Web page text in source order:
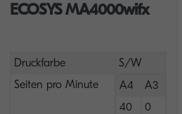
ECOSYS MA4000wifx
Druckfarbe
S/W
Seiten pro Minute
A4
A3
40
0